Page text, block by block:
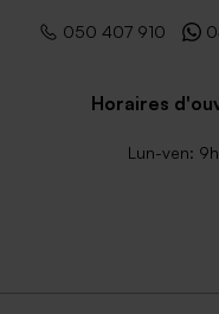
050 407 910
Horaires
Lun-ven: